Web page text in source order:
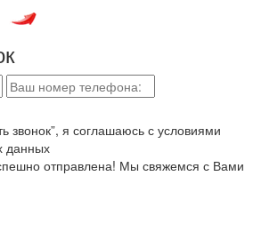
звонок”, я соглашаюсь с условиями
данных
отправлена! Мы свяжемся с Вами